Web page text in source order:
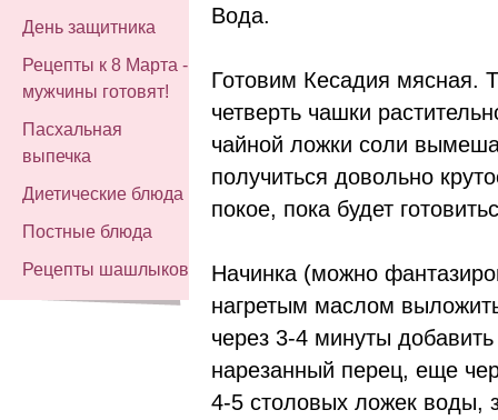
День защитника
Рецепты к 8 Марта -
мужчины готовят!
Пасхальная
выпечка
Диетические блюда
Постные блюда
Рецепты шашлыков
Вода.
Готовим Кесадия мясная.
четверть чашки
чайной ложки соли
получиться довольно
покое, пока будет
Начинка (можно
нагретым маслом
через 3-4 минуты
нарезанный перец, еще
4-5 столовых ложек воды,